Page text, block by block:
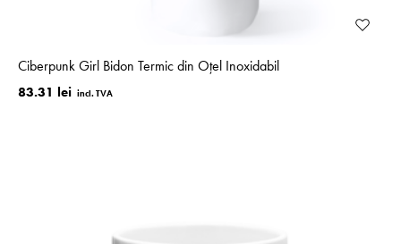
Ciberpunk Girl Bidon Termic din Oțel Inoxidabil
83.31 lei